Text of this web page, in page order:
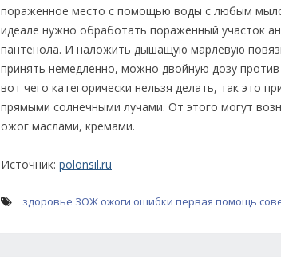
пораженное место с помощью воды с любым
идеале нужно обработать пораженный участок
пантенола. И наложить дышащую марлевую
принять немедленно, можно двойную дозу
вот чего категорически нельзя делать, так это
прямыми солнечными лучами. От этого могут
ожог маслами, кремами.
Источник: polonsil.ru
здоровье ЗОЖ ожоги ошибки первая помощь